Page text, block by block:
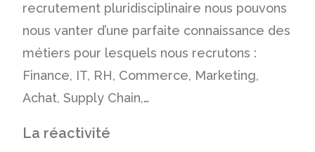
recrutement pluridisciplinaire nous pouvons
nous vanter d’une parfaite connaissance des
métiers pour lesquels nous recrutons :
Finance, IT, RH, Commerce, Marketing,
Achat, Supply Chain,…
La réactivité